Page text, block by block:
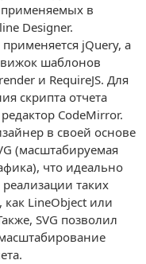
применяемых в
Designer.
jQuery, а
шаблонов
и RequireJS. Для
скрипта отчета
CodeMirror.
в своей основе
(масштабируемая
что идеально
таких
LineObject или
SVG позволил